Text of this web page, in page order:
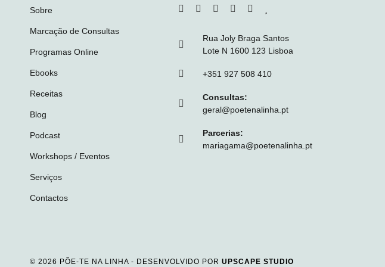
Sobre
Marcação de Consultas
Programas Online
Ebooks
Receitas
Blog
Podcast
Workshops / Eventos
Serviços
Contactos
Rua Joly Braga Santos
Lote N 1600 123 Lisboa
+351 927 508 410
Consultas:
geral@poetenalinha.pt
Parcerias:
mariagama@poetenalinha.pt
© 2026 PÕE-TE NA LINHA - DESENVOLVIDO POR UPSCAPE STUDIO